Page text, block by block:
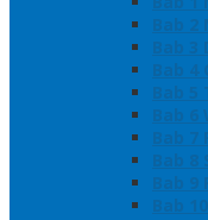
Bab
Bab 3
Bab 4
Bab 5
Bab 6
Bab 7
Bab 8
Bab 9
Bab